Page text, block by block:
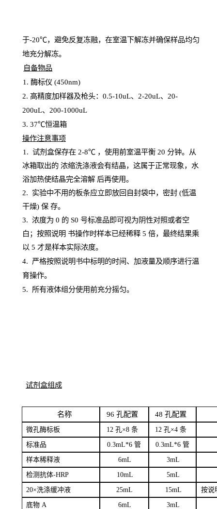
于-20℃，避免反复冻融，在室温下解冻并确保样品均匀
地充分解冻。
自备物品
1 . 酶标仪 (450nm)
2. 高精度加样器及枪头： 0.5-10uL、 2-20uL、 20-
200uL、 200-1000uL
3. 37℃恒温箱
操作注意事项
1. 试剂盒保存在 2-8℃ ，使用前室温平衡 20 分钟。从
冰箱取出的 浓缩洗涤液会有结晶，这属于正常现象，水
浴加热使结晶完全溶解 后再使用。
2. 实验中不用的板条应立即放回自封袋中，密封(低温
干燥) 保 存。
3. 浓度为 0 的 S0 号标准品即可视为阴性对照或者空
白；按照说明 书操作时样本已经稀释5 倍，最终结果乘
以 5 才是样本实际浓度。
4. 严格按照说明书中标明的时间、加液量及顺序进行温
育操作。
5. 所有液体组分使用前充分摇匀。
试剂盒组成
名称 96 孔配置 48 孔配置
微孔酶标板 12 孔×8 条 12 孔×4 条
标准品 0.3mL*6 管 0.3mL*6 管
样本稀释液 6mL 3mL
检测抗体-HRP 10mL 5mL
20×洗涤缓冲液 25mL 15mL 按说
底物A 6mL 3mL